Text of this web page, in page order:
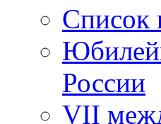
Список
России
VII